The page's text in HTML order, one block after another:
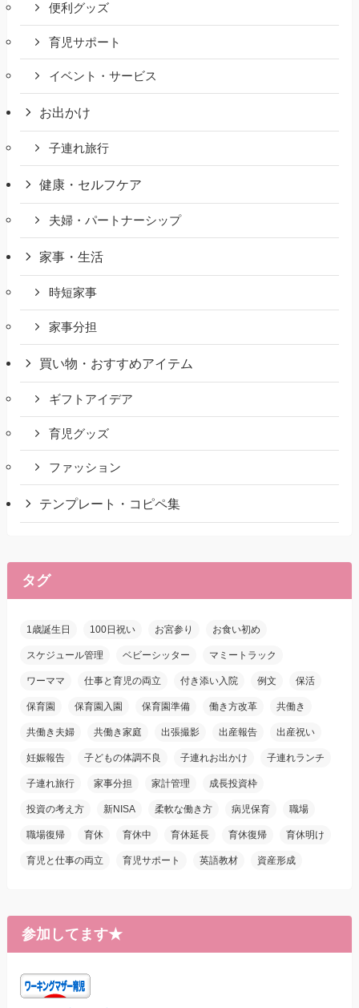
便利グッズ
育児サポート
イベント・サービス
お出かけ
子連れ旅行
健康・セルフケア
夫婦・パートナーシップ
家事・生活
時短家事
家事分担
買い物・おすすめアイテム
ギフトアイデア
育児グッズ
ファッション
テンプレート・コピペ集
タグ
1歳誕生日 100日祝い お宮参り お食い初め
スケジュール管理 ベビーシッター マミートラック
ワーママ 仕事と育児の両立 付き添い入院 例文 保活
保育園 保育園入園 保育園準備 働き方改革 共働き
共働き夫婦 共働き家庭 出張撮影 出産報告 出産祝い
妊娠報告 子どもの体調不良 子連れお出かけ 子連れランチ
子連れ旅行 家事分担 家計管理 成長投資枠
投資の考え方 新NISA 柔軟な働き方 病児保育 職場
職場復帰 育休 育休中 育休延長 育休復帰 育休明け
育児と仕事の両立 育児サポート 英語教材 資産形成
参加してます★